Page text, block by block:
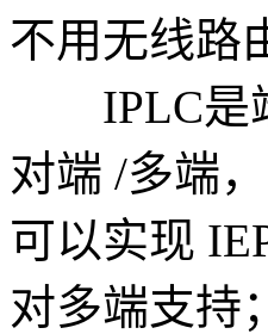
不用无线路
IPLC是端
对端 /多端
可以实现
对多端支持